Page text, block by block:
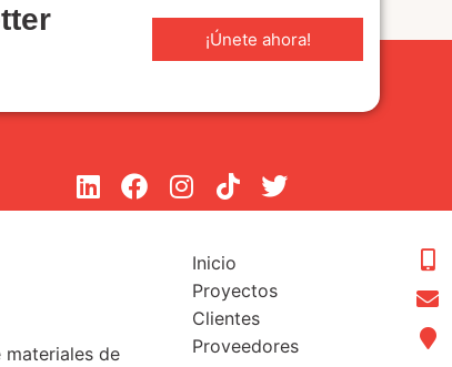
¡Únete ahora!
de
Inicio
Proyectos
Clientes
Proveedores